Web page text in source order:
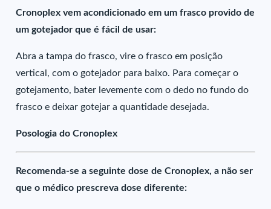
Cronoplex vem acondicionado em um frasco provido de
um gotejador que é fácil de usar:
Abra a tampa do frasco, vire o frasco em posição
vertical, com o gotejador para baixo. Para começar o
gotejamento, bater levemente com o dedo no fundo do
frasco e deixar gotejar a quantidade desejada.
Posologia do Cronoplex
Recomenda-se a seguinte dose de Cronoplex, a não ser
que o médico prescreva dose diferente: